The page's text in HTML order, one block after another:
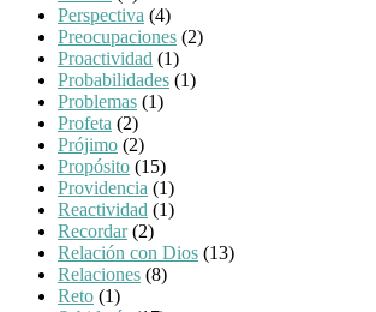
Perspectiva (4)
Preocupaciones (2)
Proactividad (1)
Probabilidades (1)
Problemas (1)
Profeta (2)
Prójimo (2)
Propósito (15)
Providencia (1)
Reactividad (1)
Recordar(2)
Relación con Dios (13)
Relaciones (8)
Reto (1)